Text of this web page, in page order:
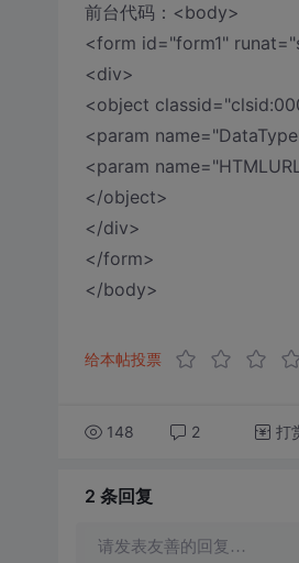
前台代码：<body>
<form id="form1"
<div>
<object
<param
<param
</object>
</div>
</form>
</body>
给本帖投票
148 2 打
2 条回复
请发表友善的回复…